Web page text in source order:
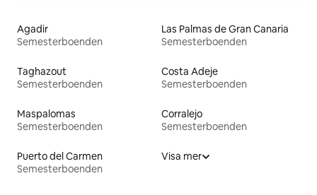
Agadir
Semesterboenden
Las Palmas de Gran Canaria
Semesterboenden
Taghazout
Semesterboenden
Costa Adeje
Semesterboenden
Maspalomas
Semesterboenden
Corralejo
Semesterboenden
Puerto del Carmen
Semesterboenden
Visa mer